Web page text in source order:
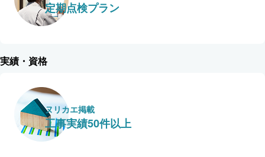
定期点検プラン
実績・資格
ヌリカエ掲載
工事実績50件以上